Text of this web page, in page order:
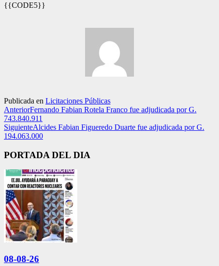
{{CODE5}}
Publicada en Licitaciones Públicas
AnteriorFernando Fabian Rotela Franco fue adjudicada por G.
743.840.911
SiguienteAlcides Fabian Figueredo Duarte fue adjudicada por G.
194.063.000
PORTADA DEL DIA
08-08-26